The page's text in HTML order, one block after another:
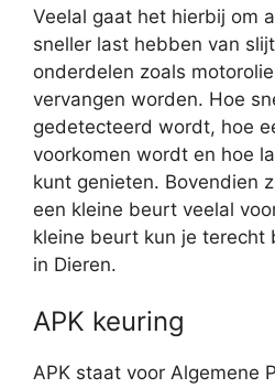
Veelal gaat het hierbij om
sneller last hebben van
onderdelen zoals
vervangen worden. Hoe
gedetecteerd wordt, hoe
voorkomen wordt en hoe
kunt genieten. Bovendien
een kleine beurt veelal
kleine beurt kun je terecht
in Dieren.
APK keuring
APK staat voor Algemene